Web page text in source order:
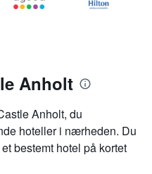
Anholt
Anholt, du
hoteller i nærheden. Du
bestemt hotel på kortet